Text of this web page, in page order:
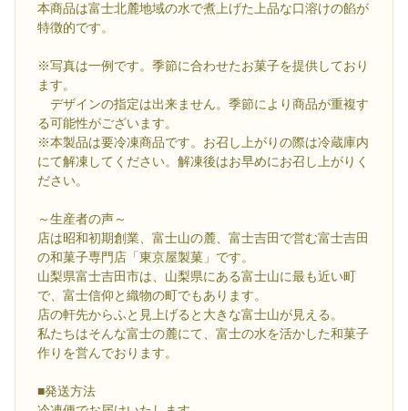
本商品は富士北麓地域の水で煮上げた上品な口溶けの餡が
特徴的です。
※写真は一例です。季節に合わせたお菓子を提供しており
ます。
デザインの指定は出来ません。季節により商品が重複す
る可能性がございます。
※本製品は要冷凍商品です。お召し上がりの際は冷蔵庫内
にて解凍してください。解凍後はお早めにお召し上がりく
ださい。
～生産者の声～
店は昭和初期創業、富士山の麓、富士吉田で営む富士吉田
の和菓子専門店「東京屋製菓」です。
山梨県富士吉田市は、山梨県にある富士山に最も近い町
で、富士信仰と織物の町でもあります。
店の軒先からふと見上げると大きな富士山が見える。
私たちはそんな富士の麓にて、富士の水を活かした和菓子
作りを営んでおります。
■発送方法